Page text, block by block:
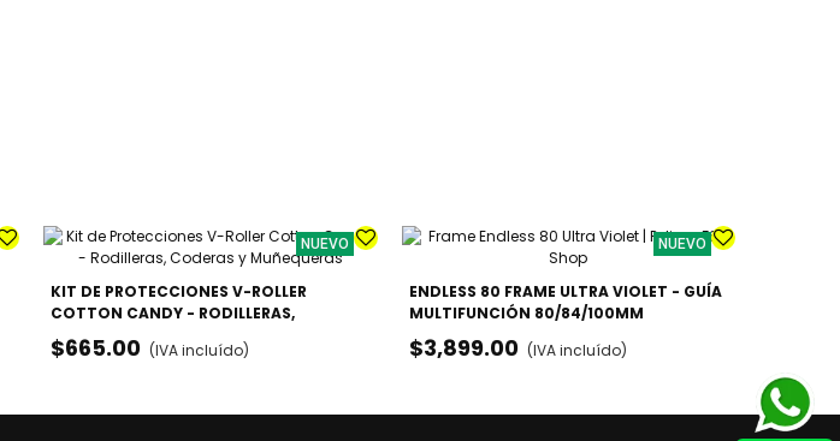
NUEVO
KIT DE PROTECCIONES V-ROLLER
COTTON CANDY - RODILLERAS,
CODERAS Y MUÑEQUERAS
$665.00 (IVA incluído)
NUEVO
ENDLESS 80 FRAME ULTRA VIOLET - GUÍA
MULTIFUNCIÓN 80/84/100MM
$3,899.00 (IVA incluído)